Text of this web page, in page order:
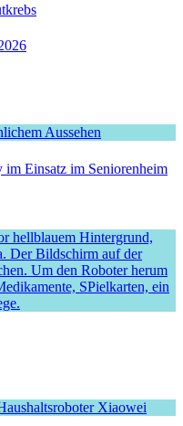
Einsatz im Seniorenheim